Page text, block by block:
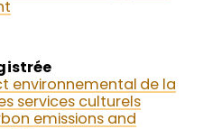
environnemental de la
services culturels
emissions and